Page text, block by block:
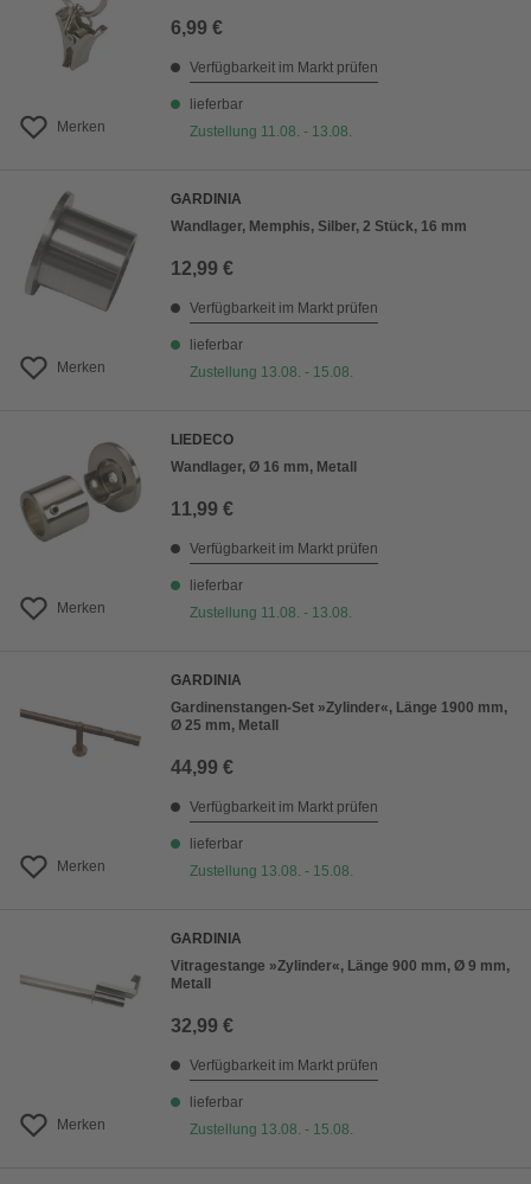
Merken
6,99 €
Verfügbarkeit im Markt prüfen
lieferbar
Zustellung 11.08. - 13.08.
Merken
GARDINIA
Wandlager, Memphis, Silber, 2 Stück, 16 mm
12,99 €
Verfügbarkeit im Markt prüfen
lieferbar
Zustellung 13.08. - 15.08.
Merken
LIEDECO
Wandlager, Ø 16 mm, Metall
11,99 €
Verfügbarkeit im Markt prüfen
lieferbar
Zustellung 11.08. - 13.08.
Merken
GARDINIA
Gardinenstangen-Set »Zylinder«, Länge 1900 mm,
Ø 25 mm, Metall
44,99 €
Verfügbarkeit im Markt prüfen
lieferbar
Zustellung 13.08. - 15.08.
Merken
GARDINIA
Vitragestange »Zylinder«, Länge 900 mm, Ø 9 mm,
Metall
32,99 €
Verfügbarkeit im Markt prüfen
lieferbar
Zustellung 13.08. - 15.08.